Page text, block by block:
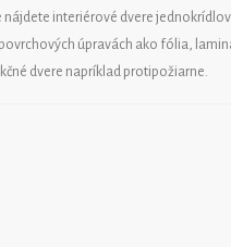
nájdete interiérové dvere
úpravách ako fólia,
dvere napríklad protipožiarne.